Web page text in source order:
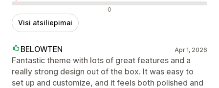
Neigiami atsiliepimai 0
Visi atsiliepimai
BELOWTEN Apr 1, 2026
Fantastic theme with lots of great features and a
really strong design out of the box. It was easy to
set up and customize, and it feels both polished and